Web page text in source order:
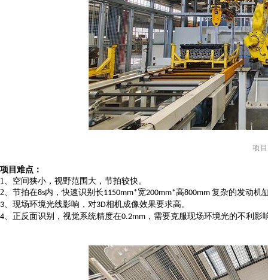
项
项目难点：
1、 空间狭小，视野范围大，节拍较快。
2、 节拍在8s内，快速识别长1150mm*宽200mm*高800mm 复杂的发动机
3、 现场环境光线影响，对3D相机成像效果要求高。
4、 正反面识别，视觉系统精度在0.2mm ，需要克服现场环境光的不利影